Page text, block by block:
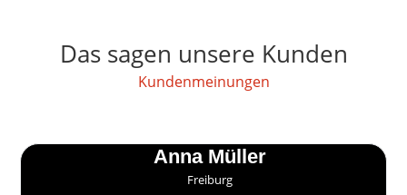
Das sagen unsere Kunden
Kundenmeinungen
Anna Müller
Freiburg